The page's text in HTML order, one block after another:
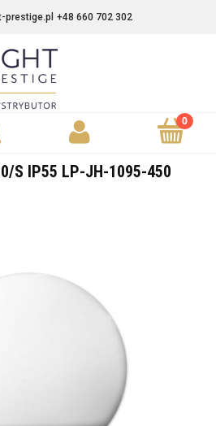
prestige.pl +48 660 702 302
S IP55 LP-JH-1095-450